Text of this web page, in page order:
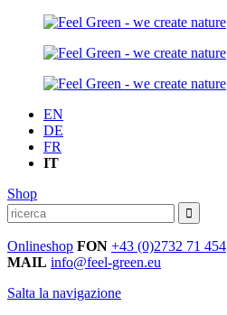
EN
DE
FR
IT
Shop
Onlineshop FON +43 (0)2732 71 454
MAIL info@feel-green.eu
Salta la navigazione